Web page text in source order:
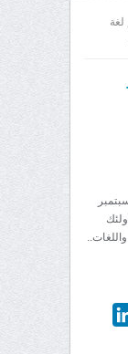
لغة
روسيا، إلى جانب دول العالم، في 30 سبتمبر